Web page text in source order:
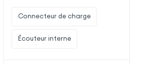
Connecteur de charge
Écouteur interne